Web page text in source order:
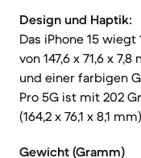
Design und Haptik:
Das iPhone 15
von 147,6 x 71,6 x
und einer farbigen
Pro 5G ist mit 202
(164,2 x 76,1 x 8,1
Gewicht (Gramm)